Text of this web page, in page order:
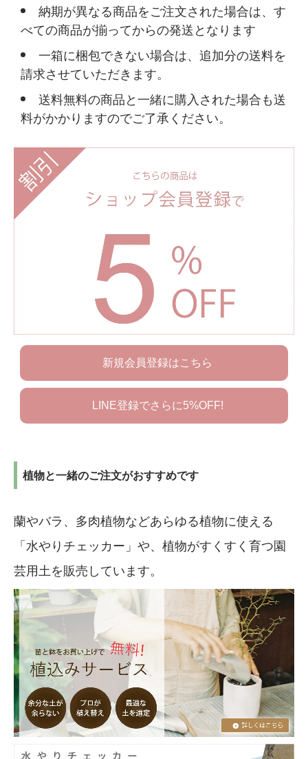
納期が異なる商品をご注文された場合は、す
べての商品が揃ってからの発送となります
一箱に梱包できない場合は、追加分の送料を
請求させていただきます。
送料無料の商品と一緒に購入された場合も送
料がかかりますのでご了承ください。
新規会員登録はこちら
LINE登録でさらに5%OFF!
植物と一緒のご注文がおすすめです
蘭やバラ、多肉植物などあらゆる植物に使える
「水やりチェッカー」や、植物がすくすく育つ園
芸用土を販売しています。